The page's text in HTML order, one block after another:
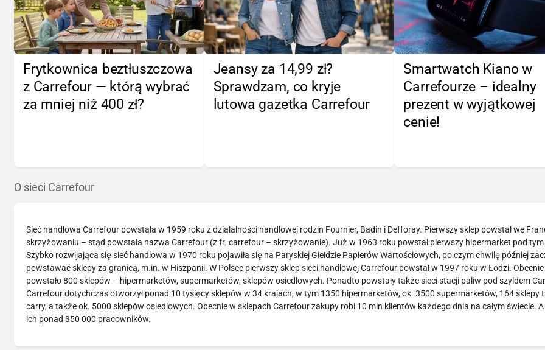
Frytkownica beztłuszczowa
z Carrefour — którą wybrać
za mniej niż 400 zł?
Jeansy za 14,99 zł?
Sprawdzam, co kryje
lutowa gazetka Carrefour
Smartwatch Kiano w
Carrefourze – idealny
prezent w wyjątkowej
cenie!
O sieci Carrefour
Sieć handlowa Carrefour powstała w 1959 roku z działalności handlowej rodzin Fournier, Badin i Defforay. Pierwszy sklep powstał we
skrzyżowaniu – stąd powstała nazwa Carrefour (z fr. carrefour – skrzyżowanie). Już w 1963 roku powstał pierwszy hipermarket pod
Szybko rozwijająca się sieć handlowa w 1970 roku pojawiła się na Paryskiej Giełdzie Papierów Wartościowych, po czym chwilę później
powstawać sklepy za granicą, m.in. w Hiszpanii. W Polsce pierwszy sklep sieci handlowej Carrefour powstał w 1997 roku w Łodzi.
powstało 800 sklepów – hipermarketów, supermarketów, sklepów osiedlowych. Ponadto powstały także sieci stacji paliw pod szyldem
Carrefour dotychczas otworzył ponad 10 tysięcy sklepów w 34 krajach, w tym 1350 hipermarketów, ok. 3500 supermarketów, 164 sklepy
carry, a także ok. 5000 sklepów osiedlowych. Obecnie w sklepach Carrefour zakupy robi 10 mln klientów każdego dnia na całym świecie. A
ich ponad 350 000 pracowników.